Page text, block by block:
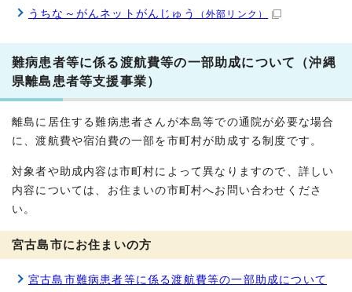
うちな～がんネットがんじゅう （外部リンク）
難病患者等に係る渡航費等の一部助成について（沖縄
県離島患者等支援事業）
離島に居住する難病患者さんが本島等での通院が必要な場合
に、渡航費や宿泊費の一部を市町村が助成する制度です。
対象者や助成内容は市町村によって異なりますので、詳しい
内容については、お住まいの市町村へお問い合わせくださ
い。
宮古島市にお住まいの方
宮古島市難病患者等に係る渡航費等の一部助成について